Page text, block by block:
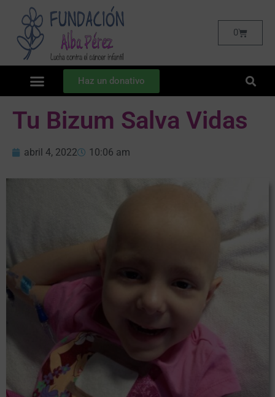
0
Haz un donativo
Tu Bizum Salva Vidas
abril 4, 2022 10:06 am